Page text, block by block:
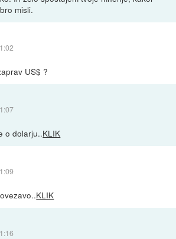
misli.
US$ ?
o dolarju..KLIK
KLIK